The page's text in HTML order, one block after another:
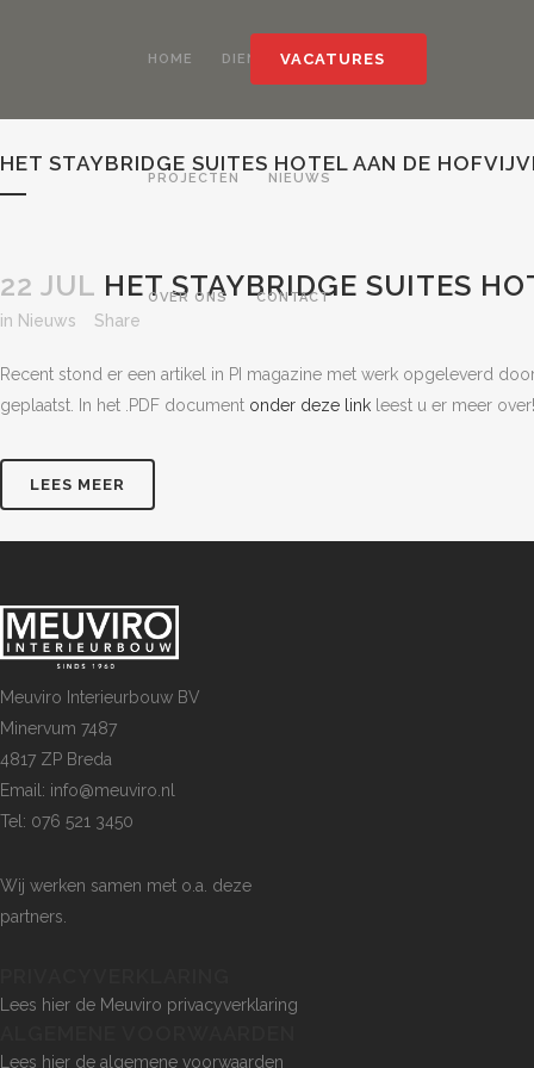
VACATURES
HOME DIENSTEN
PROJECTEN NIEUWS
OVER ONS CONTACT
HET STAYBRIDGE SUITES HOTEL AAN DE
22 JUL HET STAYBRIDGE SUITES
in Nieuws Share
Recent stond er een artikel in PI magazine met werk opgeleverd
geplaatst. In het .PDF document onder deze link leest u er meer over!
LEES MEER
Meuviro Interieurbouw BV
Minervum 7487
4817 ZP Breda
Email: info@meuviro.nl
Tel: 076 521 3450
Wij werken samen met o.a. deze
partners
Lees hier de Meuviro privacyverklaring
Lees hier de algemene voorwaarden